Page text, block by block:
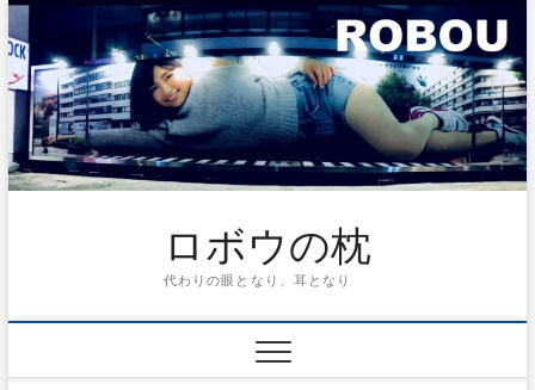
ロボウの枕
代わりの眼となり、耳となり